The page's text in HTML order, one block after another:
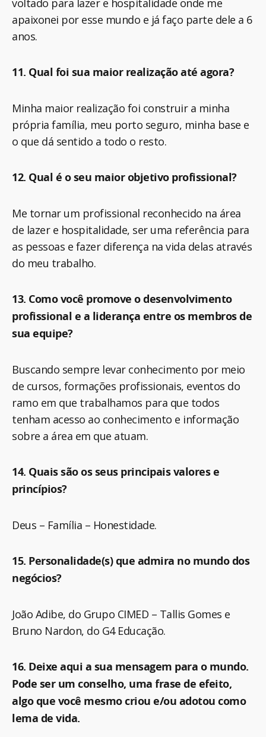
apaixonei por esse mundo e já faço parte dele a 6
anos.
11. Qual foi sua maior realização até agora?
Minha maior realização foi construir a minha
própria família, meu porto seguro, minha base e
o que dá sentido a todo o resto.
12. Qual é o seu maior objetivo profissional?
Me tornar um profissional reconhecido na área
de lazer e hospitalidade, ser uma referência para
as pessoas e fazer diferença na vida delas através
do meu trabalho.
13. Como você promove o desenvolvimento
profissional e a liderança entre os membros de
sua equipe?
Buscando sempre levar conhecimento por meio
de cursos, formações profissionais, eventos do
ramo em que trabalhamos para que todos
tenham acesso ao conhecimento e informação
sobre a área em que atuam.
14. Quais são os seus principais valores e
princípios?
Deus – Família – Honestidade.
15. Personalidade(s) que admira no mundo dos
negócios?
João Adibe, do Grupo CIMED – Tallis Gomes e
Bruno Nardon, do G4 Educação.
16. Deixe aqui a sua mensagem para o mundo.
Pode ser um conselho, uma frase de efeito,
algo que você mesmo criou e/ou adotou como
lema de vida.